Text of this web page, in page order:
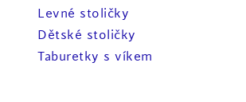
Levné stoličky
Dětské stoličky
Taburetky s víkem